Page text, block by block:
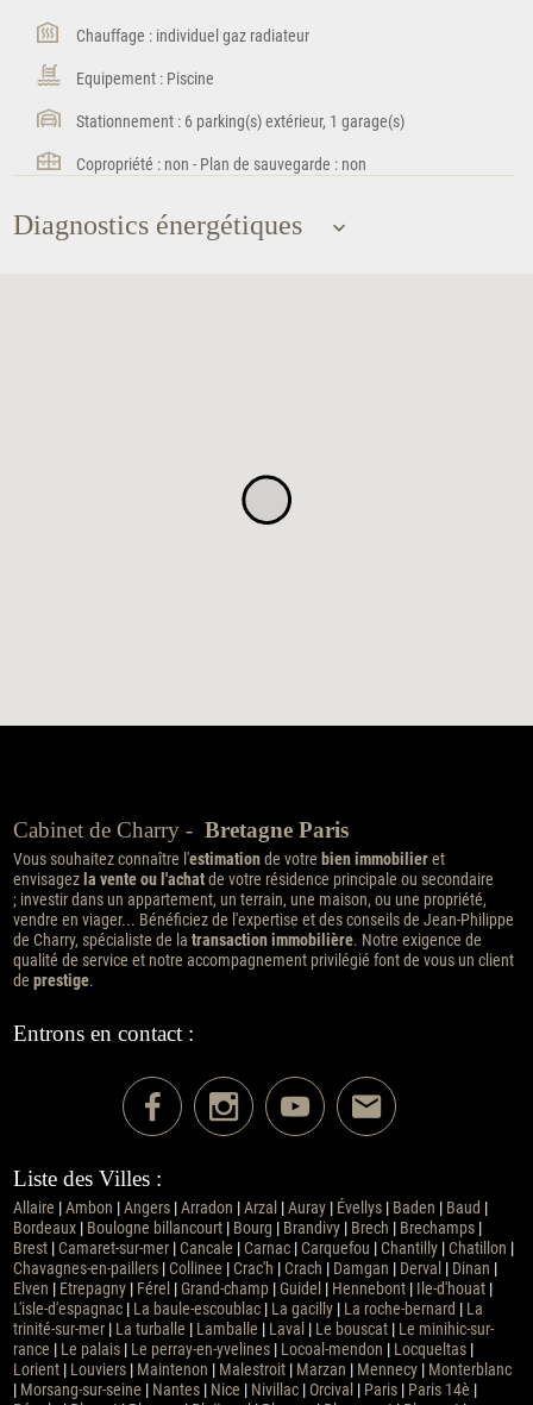
Chauffage : individuel gaz radiateur
Equipement : Piscine
Stationnement : 6 parking(s) extérieur, 1 garage(s)
Copropriété : non - Plan de sauvegarde : non
Diagnostics énergétiques
Cabinet de Charry - Bretagne Paris
Vous souhaitez connaître l'estimationde votre bien immobilieret
envisagezla vente ou l'achatde votre résidence principale ou secondaire
; investir dans un appartement, un terrain, une maison, ou une propriété,
vendre en viager... Bénéficiez de l'expertise et des conseils de Jean-Philippe
de Charry, spécialiste de la transaction immobilière. Notre exigence de
qualité de service et notre accompagnement privilégié font de vous un client
de prestige.
Entrons en contact :
Liste des Villes :
Allaire Ambon Angers| Arradon Arzal| Auray| Évellys| Baden Baud
Bordeaux| Boulogne billancourt| Bourg Brandivy| Brech Brechamps|
Brest| Camaret-sur-mer| Cancale Carnac| Carquefou Chantilly| Chatillon
Chavagnes-en-paillers| Collinee Crac'h Crach Damgan Derval| Dinan
Elven
Etrepagny| Férel| Grand-champ| Guidel| Hennebont| Ile-d'houat|
L'isle-d'espagnac| La baule-escoublac| La gacilly| La roche-bernard
La
trinité-sur-mer| La turballe Lamballe Laval| Le bouscat| Le minihic-sur-
rance
Le palais| Le perray-en-yvelines| Locoal-mendon Locqueltas|
Lorient| Louviers| Maintenon Malestroit| Marzan Mennecy| Monterblanc
Morsang-sur-seine Nantes| Nice Nivillac| Orcival| Paris| Paris 14è